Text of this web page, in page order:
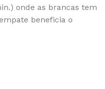
onde as brancas tem
beneficia o